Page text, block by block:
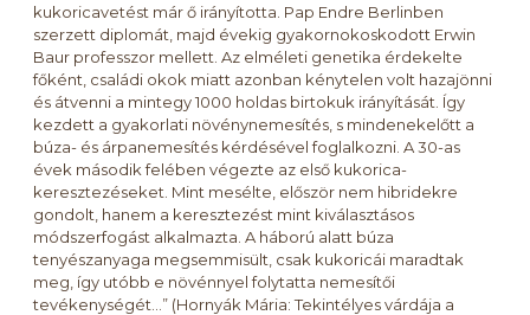
kukoricavetést már ő irányította. Pap Endre Berlinben
szerzett diplomát, majd évekig gyakornokoskodott Erwin
Baur professzor mellett. Az elméleti genetika érdekelte
főként, családi okok miatt azonban kénytelen volt hazajönni
és átvenni a mintegy 1000 holdas birtokuk irányítását. Így
kezdett a gyakorlati növénynemesítés, s mindenekelőtt a
búza- és árpanemesítés kérdésével foglalkozni. A 30-as
évek második felében végezte az első kukorica-
keresztezéseket. Mint mesélte, először nem hibridekre
gondolt, hanem a keresztezést mint kiválasztásos
módszerfogást alkalmazta. A háború alatt búza
tenyészanyaga megsemmisült, csak kukoricái maradtak
meg, így utóbb e növénnyel folytatta nemesítői
tevékenységét…” (Hornyák Mária: Tekintélyes várdája a